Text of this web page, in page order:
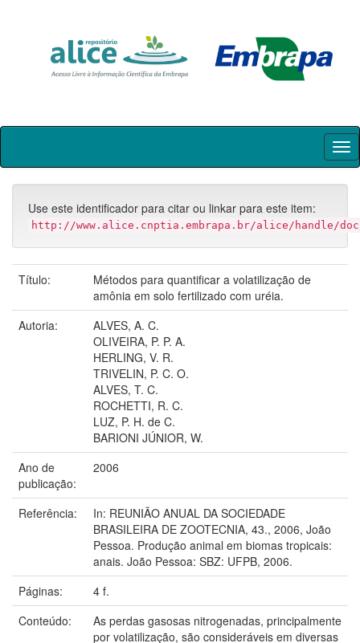
Skip
Use este identificador para citar ou linkar para este item:
http://www.alice.cnptia.embrapa.br/alice/handle/
Título:
Métodos para quantificar a volatilização de
amônia em solo fertilizado com uréia.
Autoria:
ALVES, A. C.
OLIVEIRA, P. P. A.
HERLING, V. R.
TRIVELIN, P. C. O.
ALVES, T. C.
ROCHETTI, R. C.
LUZ, P. H. de C.
BARIONI JÚNIOR, W.
Ano de
publicação:
2006
Referência:
In: REUNIÃO ANUAL DA SOCIEDADE
BRASILEIRA DE ZOOTECNIA, 43., 2006, João
Pessoa. Produção animal em biomas tropicais:
anais. João Pessoa: SBZ: UFPB, 2006.
Páginas:
4 f.
Conteúdo:
As perdas gasosas nitrogenadas, principalmente
por volatilização, são consideráveis em diversas